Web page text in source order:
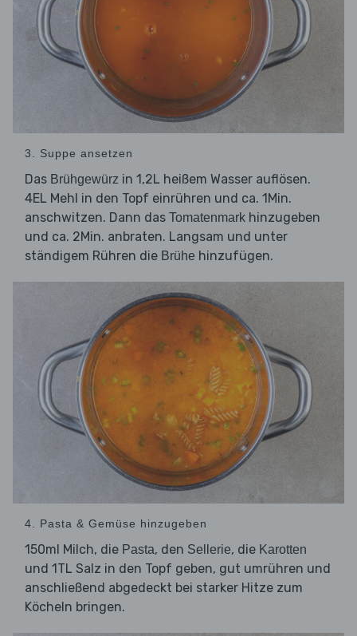
3. Suppe ansetzen
Das Brühgewürz in 1,2L heißem Wasser auflösen.
4EL Mehl in den Topf einrühren und ca. 1Min.
anschwitzen. Dann das Tomatenmark hinzugeben
und ca. 2Min. anbraten. Langsam und unter
ständigem Rühren die Brühe hinzufügen.
4. Pasta & Gemüse hinzugeben
150ml Milch, die Pasta, den Sellerie, die Karotten
und 1TL Salz in den Topf geben, gut umrühren und
anschließend abgedeckt bei starker Hitze zum
Köcheln bringen.